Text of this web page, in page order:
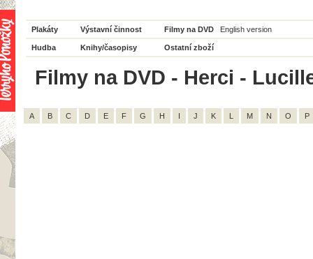
Plakáty Výstavní činnost Filmy na DVD English version
Hudba Knihy/časopisy Ostatní zboží
Filmy na DVD - Herci -
A B C D E F G H I J K L M N O P